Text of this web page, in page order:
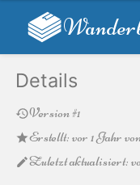
Details
Version #1
Erstellt:vor 1 Jahr
Zuletzt aktualisiert: